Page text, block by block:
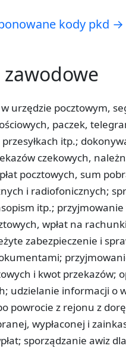
kody pkd →
urzędzie pocztowym,
paczek,
itp.;
czekowych,
pocztowych, sum
i radiofonicznych;
itp.;
wpłat na
zabezpieczenie i
i kwot przekazów;
udzielanie informacji o
powrocie z rejonu z
wypłaconej i
sporządzanie awiz